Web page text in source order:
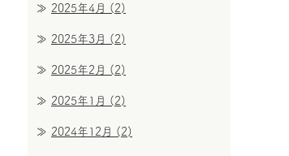
2025年4月 (2)
2025年3月 (2)
2025年2月 (2)
2025年1月 (2)
2024年12月 (2)